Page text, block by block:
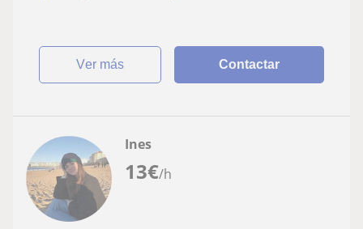
ver más Contactar
13€/h
Ines